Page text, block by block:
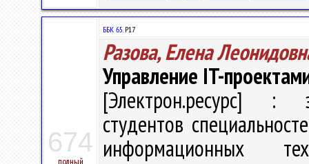
674
полный
ББК 65.Р17
Разова, Елена
Управление IT-
[Электрон.ресурс] :
студентов
информационных